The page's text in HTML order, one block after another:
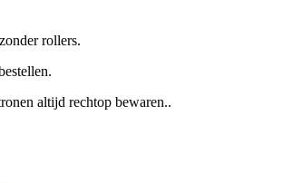
rollers.
altijd rechtop bewaren..